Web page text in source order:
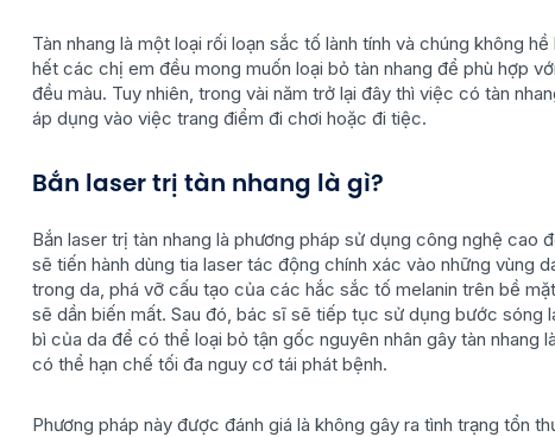
Tàn nhang là một loại rối loạn sắc tố lành tính và chúng không
hết các chị em đều mong muốn loại bỏ tàn nhang để phù hợp
đều màu. Tuy nhiên, trong vài năm trở lại đây thì việc có tàn
áp dụng vào việc trang điểm đi chơi hoặc đi tiệc.
Bắn laser trị tàn nhang là gì?
Bắn laser trị tàn nhang là phương pháp sử dụng công nghệ
sẽ tiến hành dùng tia laser tác động chính xác vào những vùng
trong da, phá vỡ cấu tạo của các hắc sắc tố melanin trên bề
sẽ dần biến mất. Sau đó, bác sĩ sẽ tiếp tục sử dụng bước sóng
bì của da để có thể loại bỏ tận gốc nguyên nhân gây tàn nhang
có thể hạn chế tối đa nguy cơ tái phát bệnh.
Phương pháp này được đánh giá là không gây ra tình trạng tổn